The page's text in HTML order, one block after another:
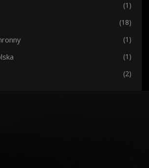
(1)
(18)
(1)
(1)
(2)